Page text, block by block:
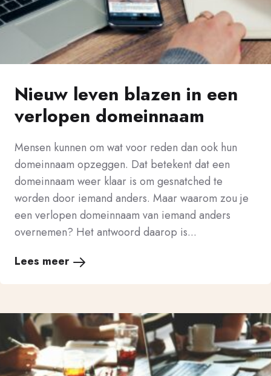
Nieuw leven blazen in een
verlopen domeinnaam
Mensen kunnen om wat voor reden dan ook hun
domeinnaam opzeggen. Dat betekent dat een
domeinnaam weer klaar is om gesnatched te
worden door iemand anders. Maar waarom zou je
een verlopen domeinnaam van iemand anders
overnemen? Het antwoord daarop is...
Lees meer